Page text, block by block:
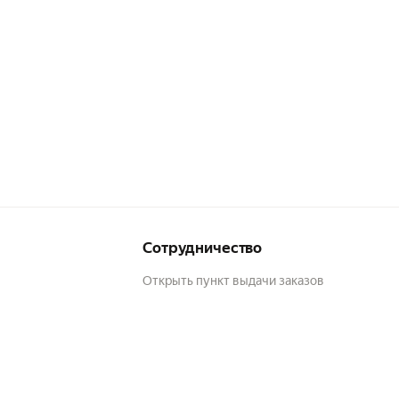
Сотрудничество
Открыть пункт выдачи заказов